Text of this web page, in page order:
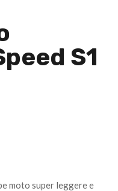
S1
moto super leggere e